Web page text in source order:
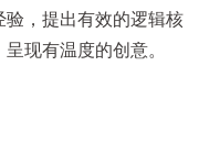
，提出有效的逻辑核
现有温度的创意。